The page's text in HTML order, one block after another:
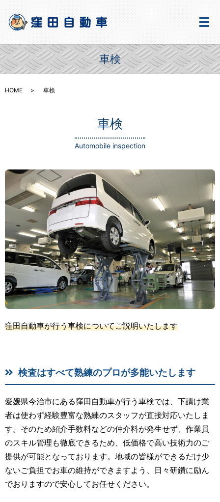
メ
車検
HOME 車検
車検
Automobile inspection
窪田自動車が行う車検についてご説明いたします
検査はすべて熟練のプロが多能いたします
愛媛県今治市にある窪田自動車が行う車検では、下請け業
者は使わず経験豊富な熟練のスタッフが直接対応いたしま
す。そのため紹介手数料などの仲介料が発生せず、作業員
のスキル管理も徹底できるため、低価格で高い技術力のご
提供が可能となっております。地域の皆様ができるだけ少
ないご負担でお車の維持ができますよう、日々研鑽に励ん
でおりますので安心してお任せください。